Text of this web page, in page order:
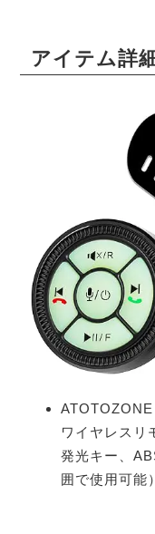
アイテム詳
ワイヤレスリ
発光キー、
囲で使用可能